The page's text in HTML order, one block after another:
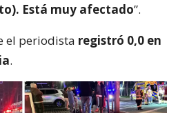
Está muy afectado”.
el periodista registró 0,0 en
.